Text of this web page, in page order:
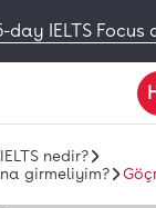
day IELTS
IELTS nedir?
girmeliyim?